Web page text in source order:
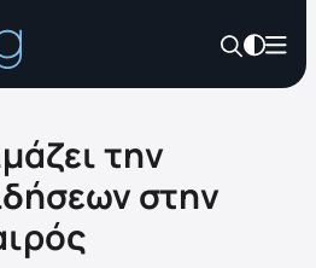
την
στην